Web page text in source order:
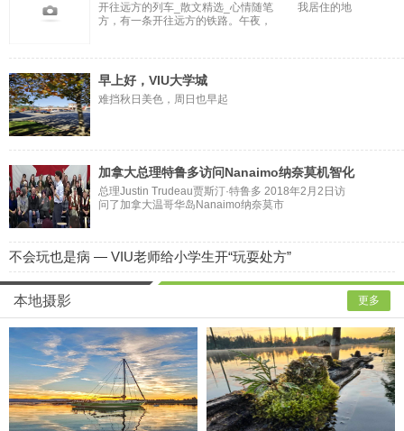
开往远方的列车_散文精选_心情随笔 我居住的地
方，有一条开往远方的铁路。午夜，
早上好，VIU大学城
难挡秋日美色，周日也早起
加拿大总理特鲁多访问Nanaimo纳奈莫机智化
解现场抗议(视频)
总理Justin Trudeau贾斯汀·特鲁多 2018年2月2日访
问了加拿大温哥华岛Nanaimo纳奈莫市
不会玩也是病 — VIU老师给小学生开“玩耍处方”
本地摄影 更多